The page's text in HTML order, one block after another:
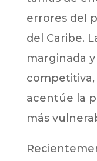
errores del
del Caribe.
marginada
competitiva,
acentúe la
más